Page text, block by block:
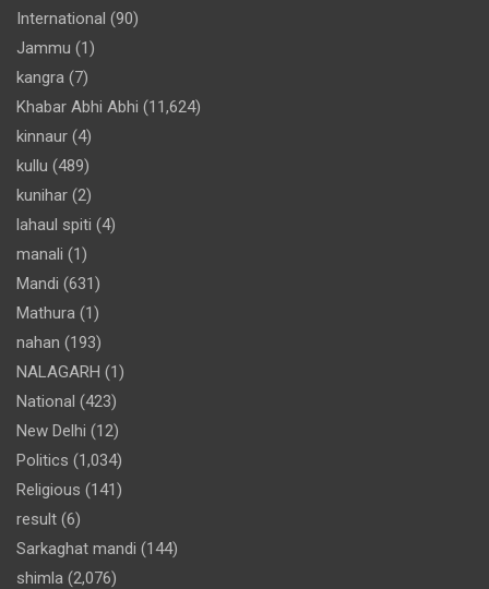
International (90)
Jammu (1)
kangra (7)
Khabar Abhi Abhi (11,624)
kinnaur (4)
kullu (489)
kunihar (2)
lahaul spiti (4)
manali (1)
Mandi (631)
Mathura (1)
nahan (193)
NALAGARH (1)
National (423)
New Delhi (12)
Politics (1,034)
Religious (141)
result (6)
Sarkaghat mandi (144)
shimla (2,076)